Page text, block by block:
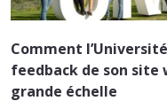
Comment
feedback de son site
grande échelle